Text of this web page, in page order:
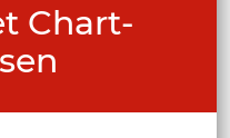
Chart-